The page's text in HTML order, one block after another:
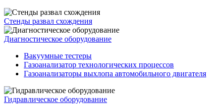
Стенды развал схождения
Диагностическое оборудование
Вакуумные тестеры
Газоанализатор технологических процессов
Газоанализаторы выхлопа автомобильного двигателя
Гидравлическое оборудование